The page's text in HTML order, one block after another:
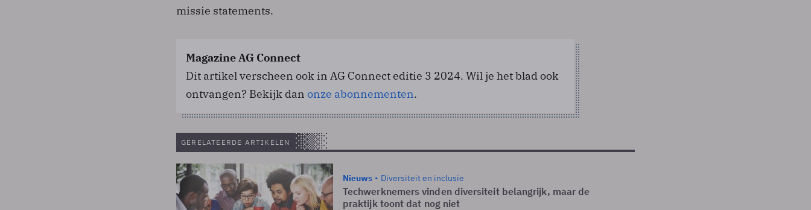
missie statements.
Magazine AG Connect
Dit artikel verscheen ook in AG Connect editie 3 2024. Wil je het blad ook
ontvangen? Bekijk dan onze abonnementen.
GERELATEERDE ARTIKELEN
Nieuws Diversiteit en inclusie
Techwerknemers vinden diversiteit belangrijk, maar de
praktijk toont dat nog niet